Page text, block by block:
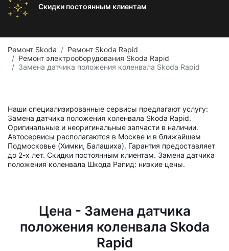
Скидки постоянным клиентам
Ремонт Skoda
Ремонт Skoda Rapid
Ремонт электрооборудования Skoda Rapid
Замена датчика положения коленвала Skoda Rapid
Наши специализированные сервисы предлагают услугу:
Замена датчика положения коленвала Skoda Rapid.
Оригинальные и неоригинальные запчасти в наличии.
Автосервисы располагаются в Москве и в ближайшем
Подмосковье (Химки, Балашиха). Гарантия предоставляет
до 2-х лет. Скидки постоянным клиентам. Замена датчика
положения коленвала Шкода Рапид: низкие цены.
Цена - Замена датчика
положения коленвала Skoda
Rapid